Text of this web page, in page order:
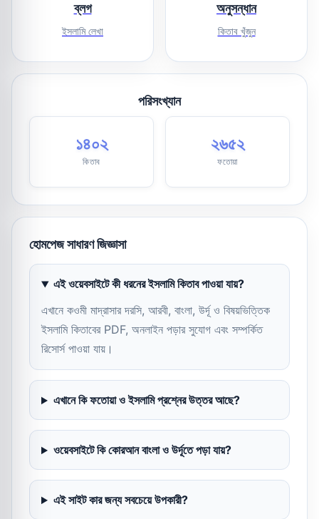
ব্লগ
ইসলামি লেখা
অনুসন্ধান
কিতাব খুঁজুন
পরিসংখ্যান
১৪০২
কিতাব
২৬৫২
ফতোয়া
হোমপেজ সাধারণ জিজ্ঞাসা
এই ওয়েবসাইটে কী ধরনের ইসলামি কিতাব পাওয়া যায়?
এখানে কওমী মাদ্রাসার দরসি, আরবী, বাংলা, উর্দূ ও বিষয়ভিত্তিক
ইসলামি কিতাবের PDF, অনলাইন পড়ার সুযোগ এবং সম্পর্কিত
রিসোর্স পাওয়া যায়।
এখানে কি ফতোয়া ও ইসলামি প্রশ্নের উত্তর আছে?
ওয়েবসাইটে কি কোরআন বাংলা ও উর্দূতে পড়া যায়?
এই সাইট কার জন্য সবচেয়ে উপকারী?